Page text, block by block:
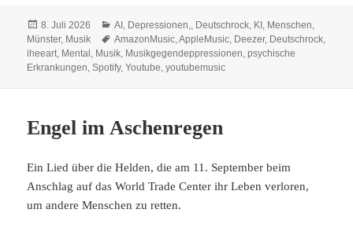
ok r
A
pp
Li
nk
ng
er
do
n
y
Veröffentlicht
am
8. Juli 2026 Kategorien
AI , Depressionen,, Deutschrock, KI , Menschen,
Münster, Musik Schlagwörter
AmazonMusic,AppleMusic, Deezer, Deutschrock,
iheeart, Mental , Musik, Musikgegendeppressionen,psychische
Erkrankungen,Spotify,Youtube,youtubemusic
Engel im Aschenregen
Ein Lied über die Helden, die am 11. September beim
Anschlag auf das World Trade Center ihr Leben verloren,
um andere Menschen zu retten.